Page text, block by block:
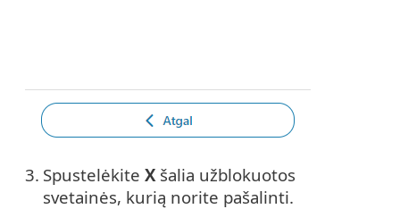
3. Spustelėkite X šalia užblokuotos
svetainės, kurią norite pašalinti.